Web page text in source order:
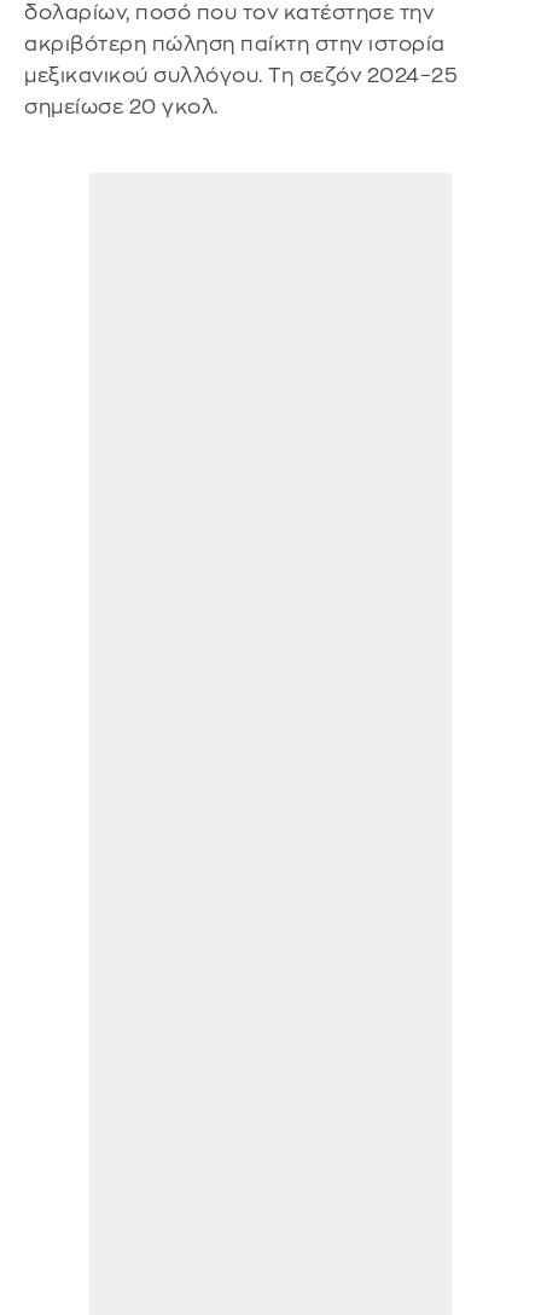
δολαρίων, ποσό που τον κατέστησε την
ακριβότερη πώληση παίκτη στην ιστορία
μεξικανικού συλλόγου. Τη σεζόν 2024–25
σημείωσε 20 γκολ.